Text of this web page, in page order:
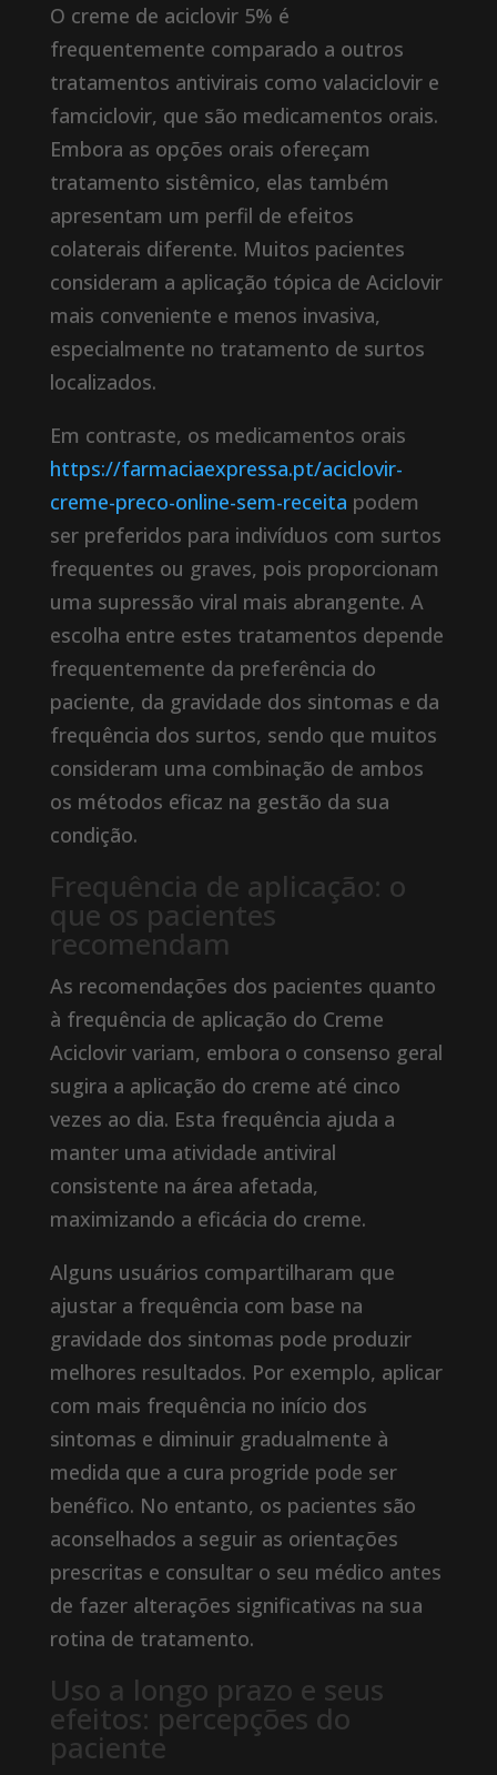
O creme de aciclovir 5% é
frequentemente comparado a outros
tratamentos antivirais como valaciclovir e
famciclovir, que são medicamentos orais.
Embora as opções orais ofereçam
tratamento sistêmico, elas também
apresentam um perfil de efeitos
colaterais diferente. Muitos pacientes
consideram a aplicação tópica de Aciclovir
mais conveniente e menos invasiva,
especialmente no tratamento de surtos
localizados.
Em contraste, os medicamentos orais
https://farmaciaexpressa.pt/aciclovir-
creme-preco-online-sem-receita podem
ser preferidos para indivíduos com surtos
frequentes ou graves, pois proporcionam
uma supressão viral mais abrangente. A
escolha entre estes tratamentos depende
frequentemente da preferência do
paciente, da gravidade dos sintomas e da
frequência dos surtos, sendo que muitos
consideram uma combinação de ambos
os métodos eficaz na gestão da sua
condição.
Frequência de aplicação: o
que os pacientes
recomendam
As recomendações dos pacientes quanto
à frequência de aplicação do Creme
Aciclovir variam, embora o consenso geral
sugira a aplicação do creme até cinco
vezes ao dia. Esta frequência ajuda a
manter uma atividade antiviral
consistente na área afetada,
maximizando a eficácia do creme.
Alguns usuários compartilharam que
ajustar a frequência com base na
gravidade dos sintomas pode produzir
melhores resultados. Por exemplo, aplicar
com mais frequência no início dos
sintomas e diminuir gradualmente à
medida que a cura progride pode ser
benéfico. No entanto, os pacientes são
aconselhados a seguir as orientações
prescritas e consultar o seu médico antes
de fazer alterações significativas na sua
rotina de tratamento.
Uso a longo prazo e seus
efeitos: percepções do
paciente